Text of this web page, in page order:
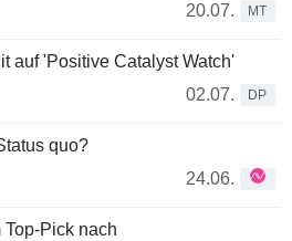
20.07.
MT
auf 'Positive Catalyst Watch'
02.07.
DP
quo?
24.06.
Top-Pick nach